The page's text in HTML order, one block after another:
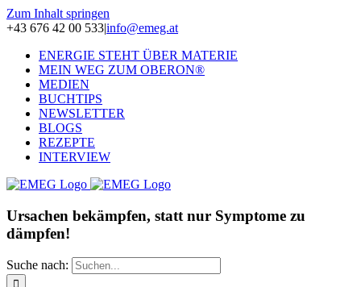
Zum Inhalt springen
+43 676 42 00 533|info@emeg.at
ENERGIE STEHT ÜBER MATERIE
MEIN WEG ZUM OBERON®
MEDIEN
BUCHTIPS
NEWSLETTER
BLOGS
REZEPTE
INTERVIEW
Ursachen bekämpfen, statt nur Symptome zu
dämpfen!
Suche nach: